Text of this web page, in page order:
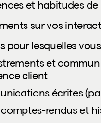
et habitudes
sur vos
pour lesquelles
et
client
écrites
comptes-rendus et